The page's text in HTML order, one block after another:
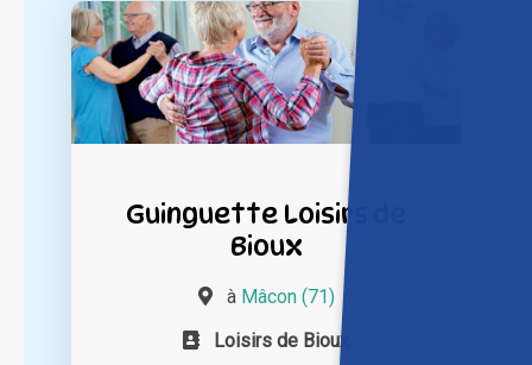
Guinguette Loisirs de
Bioux
à Mâcon (71)
Loisirs de Bioux